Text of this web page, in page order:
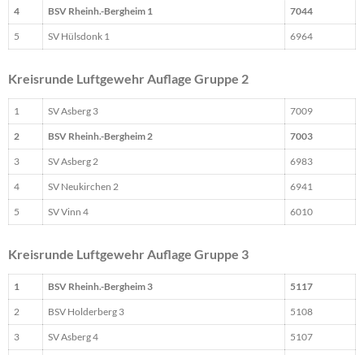
4 BSV Rheinh.-Bergheim 1 7044
5 SV Hülsdonk 1 6964
Kreisrunde Luftgewehr Auflage Gruppe 2
1 SV Asberg 3 7009
2 BSV Rheinh.-Bergheim 2 7003
3 SV Asberg 2 6983
4 SV Neukirchen 2 6941
5 SV Vinn 4 6010
Kreisrunde Luftgewehr Auflage Gruppe 3
1 BSV Rheinh.-Bergheim 3 5117
2 BSV Holderberg 3 5108
3 SV Asberg 4 5107